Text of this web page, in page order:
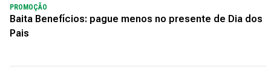
PROMOÇÃO
Baita Benefícios: pague menos no presente de Dia dos
Pais